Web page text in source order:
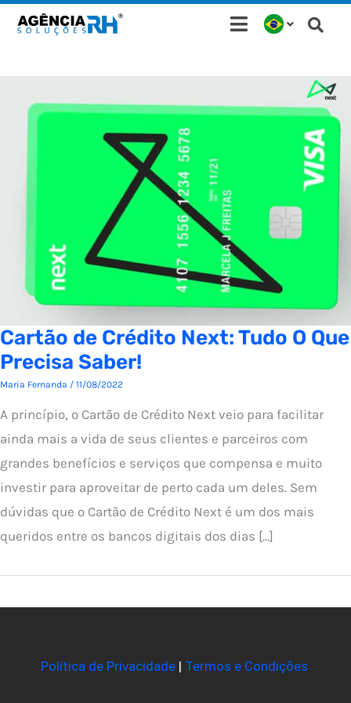
para
Cartão de Crédito Next: Tudo O Que
Precisa Saber!
Maria Fernanda / 11/08/2022
A princípio, o Cartão de Crédito Next veio para facilitar
ainda mais a vida de seus clientes e parceiros com
grandes benefícios e serviços que compensa e muito
investir para aproveitar de perto cada um deles. Sem
dúvidas que o Cartão de Crédito Next é um dos mais
queridos entre os bancos digitais dos dias […]
Política de Privacidade| Termos e Condições